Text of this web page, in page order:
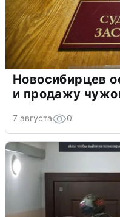
Новосибирцев
и продажу
7 августа 0